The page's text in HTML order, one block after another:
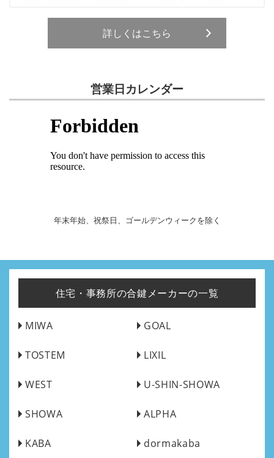
詳しくはこちら
営業日カレンダー
年末年始、祝祭日、ゴールデンウィークを除く
住宅・事務所の合鍵メーカーの一覧
MIWA GOAL
TOSTEM LIXIL
WEST U-SHIN-SHOWA
SHOWA ALPHA
KABA dormakaba